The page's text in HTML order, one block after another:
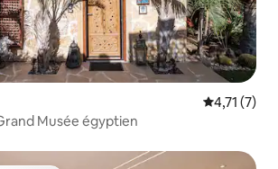
Évaluation
4,71 (7)
Musée égyptien